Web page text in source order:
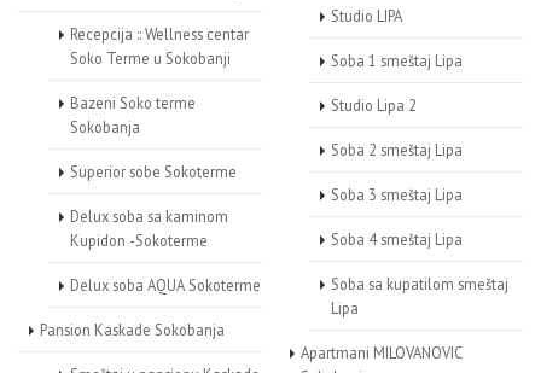
Recepcija :: Wellness centar
Soko Terme u Sokobanji
Bazeni Soko terme
Sokobanja
Superior sobe Sokoterme
Delux soba sa kaminom
Kupidon -Sokoterme
Delux soba AQUA Sokoterme
Pansion Kaskade Sokobanja
Studio LIPA
Soba 1 smeštaj Lipa
Studio Lipa 2
Soba 2 smeštaj Lipa
Soba 3 smeštaj Lipa
Soba 4 smeštaj Lipa
Soba sa kupatilom smeštaj
Lipa
Apartmani MILOVANOVIC